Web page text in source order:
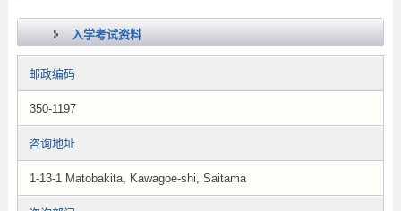
入学考试资料
邮政编码
350-1197
咨询地址
1-13-1 Matobakita, Kawagoe-shi, Saitama